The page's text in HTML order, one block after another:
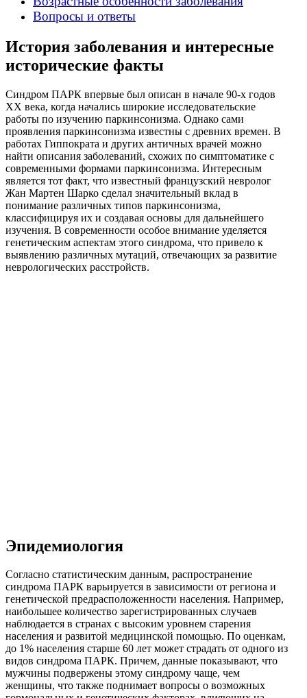
Вопросы и ответы
История заболевания и интересные
исторические факты
Синдром ПАРК впервые был описан в начале 90-х годов
XX века, когда начались широкие исследовательские
работы по изучению паркинсонизма. Однако сами
проявления паркинсонизма известны с древних времен. В
работах Гиппократа и других античных врачей можно
найти описания заболеваний, схожих по симптоматике с
современными формами паркинсонизма. Интересным
является тот факт, что известный французский невролог
Жан Мартен Шарко сделал значительный вклад в
понимание различных типов паркинсонизма,
классифицируя их и создавая основы для дальнейшего
изучения. В современности особое внимание уделяется
генетическим аспектам этого синдрома, что привело к
выявлению различных мутаций, отвечающих за развитие
неврологических расстройств.
Эпидемиология
Согласно статистическим данным, распространение
синдрома ПАРК варьируется в зависимости от региона и
генетической предрасположенности населения. Например,
наибольшее количество зарегистрированных случаев
наблюдается в странах с высоким уровнем старения
населения и развитой медицинской помощью. По оценкам,
до 1% населения старше 60 лет может страдать от одного из
видов синдрома ПАРК. Причем, данные показывают, что
мужчины подвержены этому синдрому чаще, чем
женщины, что также поднимает вопросы о возможных